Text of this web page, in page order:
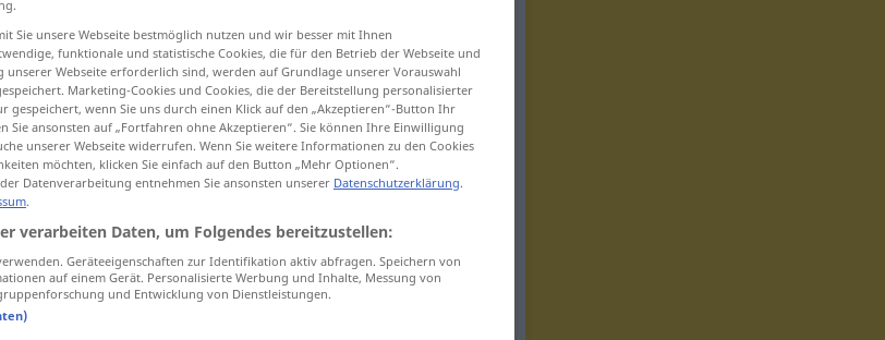
Rouge
Sie unsere Webseite bestmöglich nutzen und wir besser mit Ihnen
funktionale und statistische Cookies, die für den Betrieb der Webseite und
unserer Webseite erforderlich sind, werden auf Grundlage unserer Vorauswahl
Marketing-Cookies und Cookies, die der Bereitstellung personalisierter
gespeichert, wenn Sie uns durch einen Klick auf den „Akzeptieren“-Button Ihr
Sie ansonsten auf „Fortfahren ohne Akzeptieren“. Sie können Ihre Einwilligung
unserer Webseite widerrufen. Wenn Sie weitere Informationen zu den Cookies
möchten, klicken Sie einfach auf den Button „Mehr Optionen“.
Datenverarbeitung entnehmen Sie ansonsten unserer Datenschutzerklärung.
.
verarbeiten Daten, um Folgendes bereitzustellen:
Geräteeigenschaften zur Identifikation aktiv abfragen. Speichern von
auf einem Gerät. Personalisierte Werbung und Inhalte, Messung von
und Entwicklung von Dienstleistungen.